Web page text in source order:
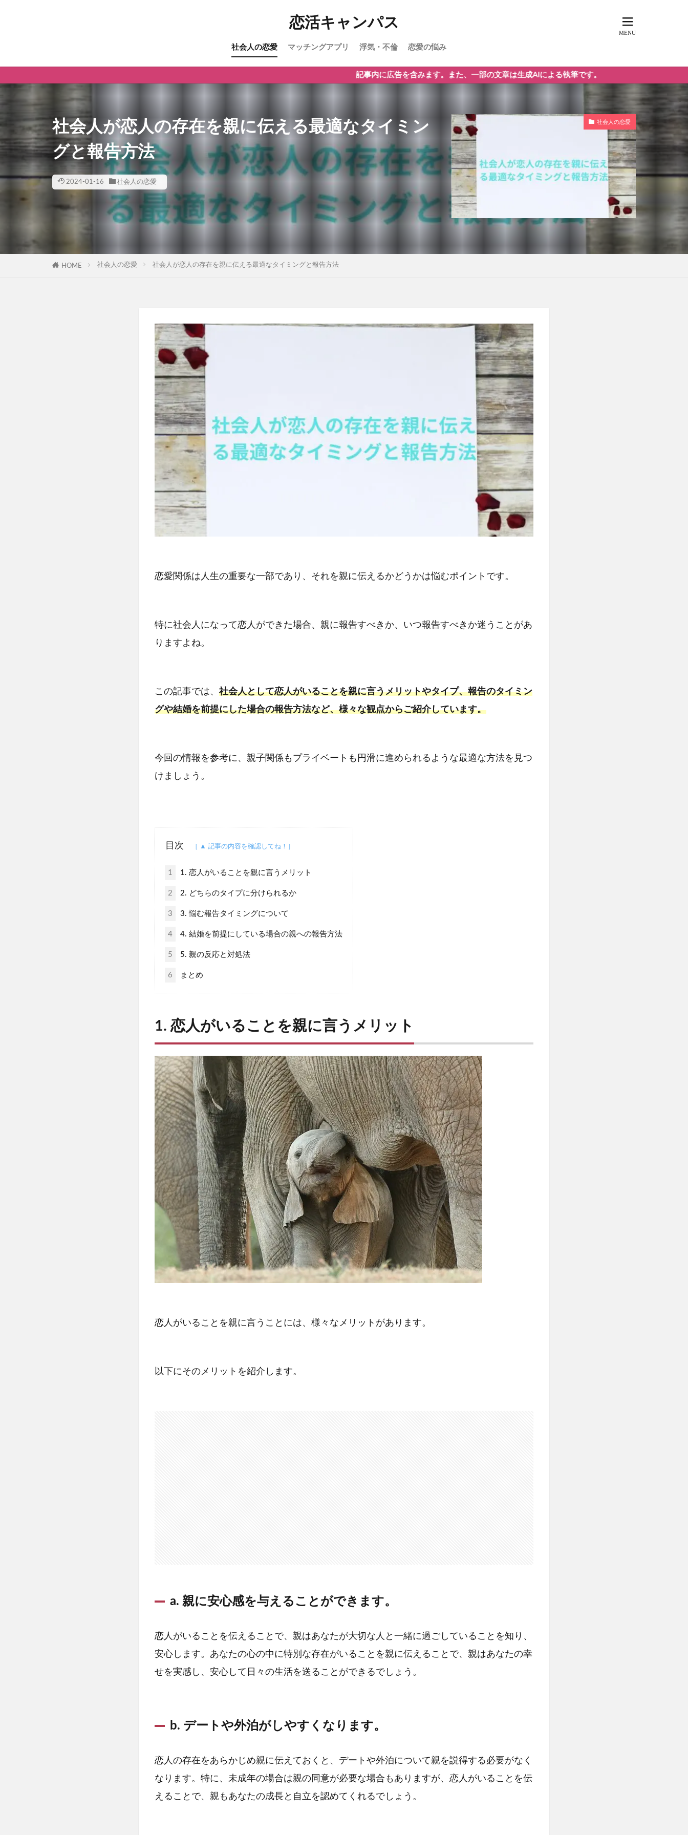
恋活キャンパス
社会人の恋愛 マッチングアプリ 浮気・不倫 恋愛の悩み
記事内に広告を含みます。また、一部の文章は生成AIによる執筆です。
社会人が恋人の存在を親に伝える最適なタイミン
グと報告方法
2024-01-16 社会人の恋愛
社会人の恋愛
HOME 社会人の恋愛 社会人が恋人の存在を親に伝える最適なタイミングと報告方法
恋愛関係は人生の重要な一部であり、それを親に伝えるかどうかは悩むポイントです。
特に社会人になって恋人ができた場合、親に報告すべきか、いつ報告すべきか迷うことがあ
りますよね。
この記事では、 社会人として恋人がいることを親に言うメリットやタイプ、報告のタイミン
グや結婚を前提にした場合の報告方法など、様々な観点からご紹介しています。
今回の情報を参考に、親子関係もプライベートも円滑に進められるような最適な方法を見つ
けましょう。
目次
1 1. 恋人がいることを親に言うメリット
2 2. どちらのタイプに分けられるか
3 3. 悩む報告タイミングについて
4 4. 結婚を前提にしている場合の親への報告方法
5 5. 親の反応と対処法
6 まとめ
1. 恋人がいることを親に言うメリット
恋人がいることを親に言うことには、様々なメリットがあります。
以下にそのメリットを紹介します。
a. 親に安心感を与えることができます。
恋人がいることを伝えることで、親はあなたが大切な人と一緒に過ごしていることを知り、
安心します。あなたの心の中に特別な存在がいることを親に伝えることで、親はあなたの幸
せを実感し、安心して日々の生活を送ることができるでしょう。
b. デートや外泊がしやすくなります。
恋人の存在をあらかじめ親に伝えておくと、デートや外泊について親を説得する必要がなく
なります。特に、未成年の場合は親の同意が必要な場合もありますが、恋人がいることを伝
えることで、親もあなたの成長と自立を認めてくれるでしょう。